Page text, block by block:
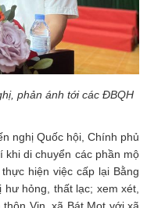
phản ánh tới các ĐBQH
nghị Quốc hội, Chính phủ
di chuyển các phần mộ
hiện việc cấp lại Bằng
hỏng, thất lạc; xem xét,